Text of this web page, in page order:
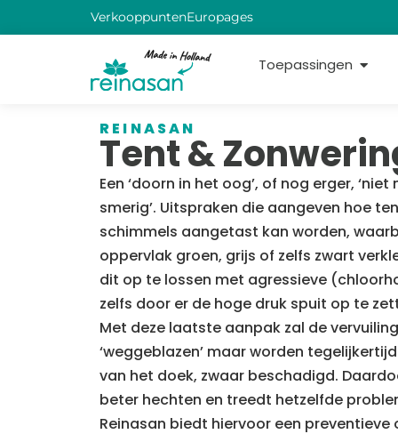
VerkooppuntenEuropages
Toepassingen
REINASAN
Tent &
Een ‘doorn in het oog’, of nog erger,
smerig’. Uitspraken die aangeven hoe
schimmels aangetast kan worden,
oppervlak groen, grijs of zelfs zwart
dit op te lossen met agressieve
zelfs door er de hoge druk spuit op te
Met deze laatste aanpak zal de
‘weggeblazen’ maar worden
van het doek, zwaar beschadigd.
beter hechten en treedt hetzelfde
Reinasan biedt hiervoor een preventieve